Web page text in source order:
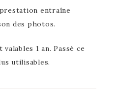
entraîne
des photos.
1 an. Passé ce
utilisables.